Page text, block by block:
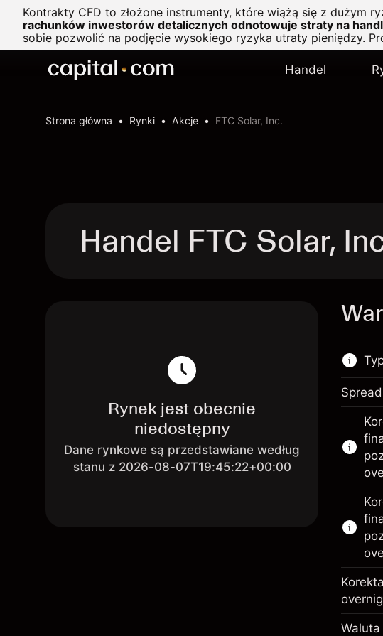
Kontrakty CFD to złożone instrumenty, które wiążą się z dużym
rachunków inwestorów detalicznych odnotowuje straty na
sobie pozwolić na podjęcie wysokiego ryzyka utraty pieniędzy.
Handel
Strona główna Rynki Akcje FTC Solar, Inc.
Handel FTC Solar,
Rynek jest obecnie
niedostępny
Dane rynkowe są przedstawiane według
stanu z 2026-08-07T19:45:22+00:00
Spread
Waluta